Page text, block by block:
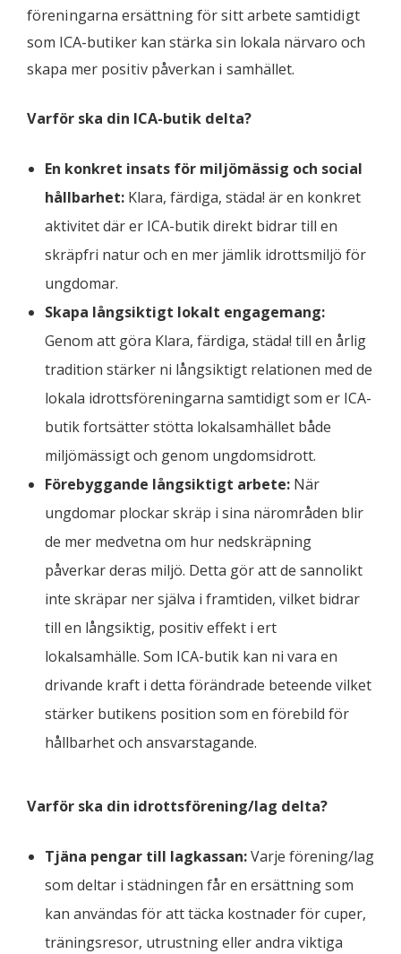
föreningarna ersättning för sitt arbete samtidigt
som ICA-butiker kan stärka sin lokala närvaro och
skapa mer positiv påverkan i samhället.
Varför ska din ICA-butik delta?
En konkret insats för miljömässig och social
hållbarhet: Klara, färdiga, städa! är en konkret
aktivitet där er ICA-butik direkt bidrar till en
skräpfri natur och en mer jämlik idrottsmiljö för
ungdomar.
Skapa långsiktigt lokalt engagemang:
Genom att göra Klara, färdiga, städa! till en årlig
tradition stärker ni långsiktigt relationen med de
lokala idrottsföreningarna samtidigt som er ICA-
butik fortsätter stötta lokalsamhället både
miljömässigt och genom ungdomsidrott.
Förebyggande långsiktigt arbete: När
ungdomar plockar skräp i sina närområden blir
de mer medvetna om hur nedskräpning
påverkar deras miljö. Detta gör att de sannolikt
inte skräpar ner själva i framtiden, vilket bidrar
till en långsiktig, positiv effekt i ert
lokalsamhälle. Som ICA-butik kan ni vara en
drivande kraft i detta förändrade beteende vilket
stärker butikens position som en förebild för
hållbarhet och ansvarstagande.
Varför ska din idrottsförening/lag delta?
Tjäna pengar till lagkassan:Varje förening/lag
som deltar i städningen får en ersättning som
kan användas för att täcka kostnader för cuper,
träningsresor, utrustning eller andra viktiga